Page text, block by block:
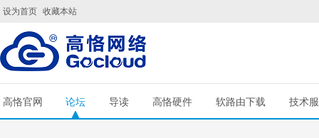
设为首页 收藏本站
高恪官网 论坛 导读 高恪硬件 软路由下载 技术